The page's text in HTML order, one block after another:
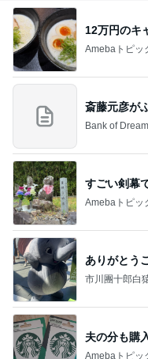
12万円のキ
Amebaトピッ
斎藤元彦が
Bank of
すごい剣幕
Amebaトピッ
ありがとう
市川團十郎白
夫の分も購
Amebaトピッ